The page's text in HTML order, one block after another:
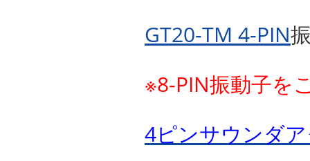
GT20-TM 4-PIN
※8-PIN振動子を
4ピンサウンダ